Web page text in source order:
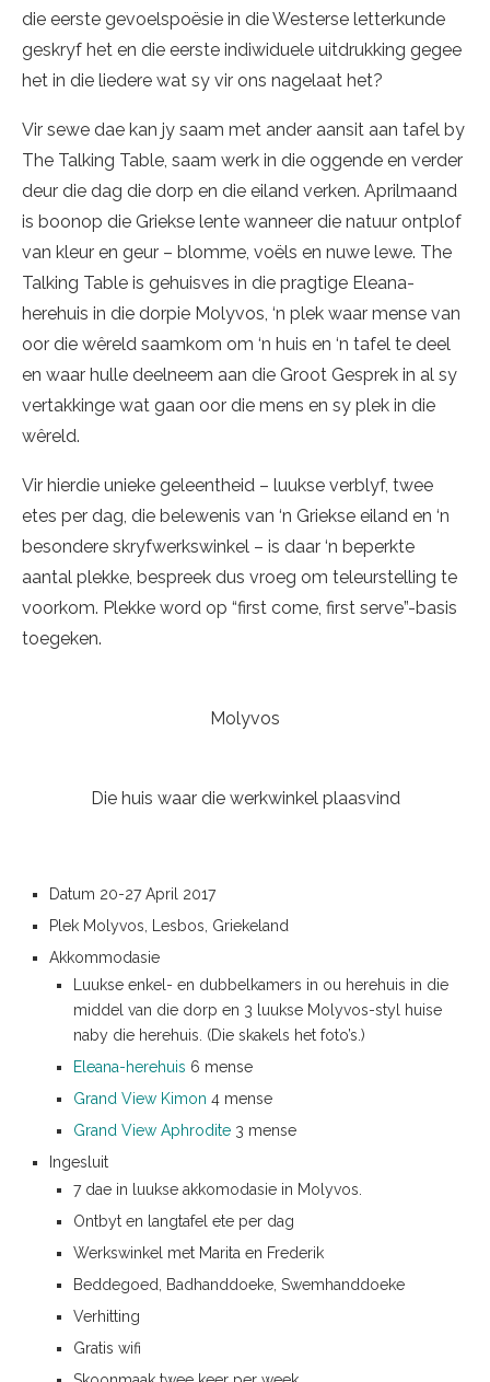
die eerste gevoelspoësie in die Westerse letterkunde
geskryf het en die eerste indiwiduele uitdrukking gegee
het in die liedere wat sy vir ons nagelaat het?
Vir sewe dae kan jy saam met ander aansit aan tafel by
The Talking Table, saam werk in die oggende en verder
deur die dag die dorp en die eiland verken. Aprilmaand
is boonop die Griekse lente wanneer die natuur ontplof
van kleur en geur – blomme, voëls en nuwe lewe. The
Talking Table is gehuisves in die pragtige Eleana-
herehuis in die dorpie Molyvos, ‘n plek waar mense van
oor die wêreld saamkom om ‘n huis en ‘n tafel te deel
en waar hulle deelneem aan die Groot Gesprek in al sy
vertakkinge wat gaan oor die mens en sy plek in die
wêreld.
Vir hierdie unieke geleentheid – luukse verblyf, twee
etes per dag, die belewenis van ‘n Griekse eiland en ‘n
besondere skryfwerkswinkel – is daar ‘n beperkte
aantal plekke, bespreek dus vroeg om teleurstelling te
voorkom. Plekke word op “first come, first serve”-basis
toegeken.
Molyvos
Die huis waar die werkwinkel plaasvind
Datum 20-27 April 2017
Plek Molyvos, Lesbos, Griekeland
Akkommodasie
Luukse enkel- en dubbelkamers in ou herehuis in die
middel van die dorp en 3 luukse Molyvos-styl huise
naby die herehuis. (Die skakels het foto’s.)
Eleana-herehuis 6 mense
Grand View Kimon 4 mense
Grand View Aphrodite 3 mense
Ingesluit
7 dae in luukse akkomodasie in Molyvos.
Ontbyt en langtafel ete per dag
Werkswinkel met Marita en Frederik
Beddegoed, Badhanddoeke, Swemhanddoeke
Verhitting
Gratis wifi